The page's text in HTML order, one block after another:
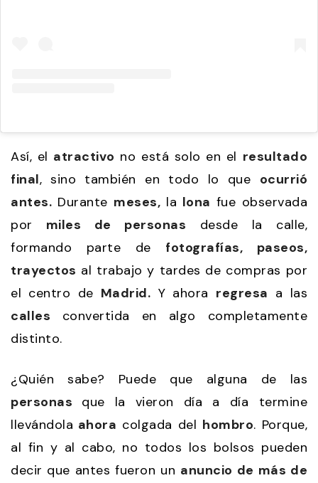
Así, el atractivo no está solo en el resultado
final, sino también en todo lo que ocurrió
antes. Durante meses, la lona fue observada
por miles de personas desde la calle,
formando parte de fotografías, paseos,
trayectos al trabajo y tardes de compras por
el centro de Madrid. Y ahora regresa a las
calles convertida en algo completamente
distinto.
¿Quién sabe? Puede que alguna de las
personas que la vieron día a día termine
llevándola ahora colgada del hombro. Porque,
al fin y al cabo, no todos los bolsos pueden
decir que antes fueron un anuncio de más de